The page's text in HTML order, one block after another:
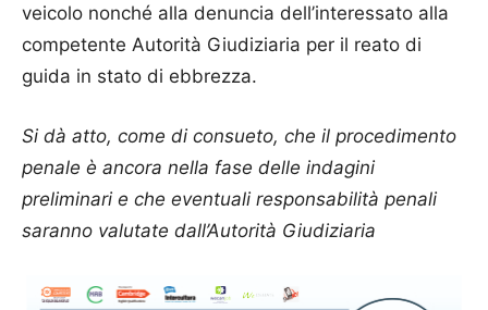
veicolo nonché alla denuncia dell’interessato alla
competente Autorità Giudiziaria per il reato di
guida in stato di ebbrezza.
Si dà atto, come di consueto, che il procedimento
penale è ancora nella fase delle indagini
preliminari e che eventuali responsabilità penali
saranno valutate dall’Autorità Giudiziaria